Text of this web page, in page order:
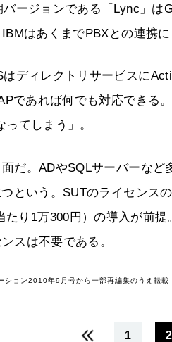
ージョンである「Lync」は
はあくまでPBXとの連携に
ディレクトリサービスに
であれば何でも対応できる
てしまう」。
だ。ADやSQLサーバーな
という。SUTのライセンス
り1万300円）の導入が前
スは不要である。
ション2010年9月号から一部再編集のうえ転
1 2